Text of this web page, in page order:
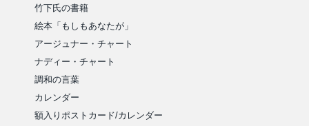
竹下氏の書籍
絵本「もしもあなたが」
アージュナー・チャート
ナディー・チャート
調和の言葉
カレンダー
額入りポストカード/カレンダー